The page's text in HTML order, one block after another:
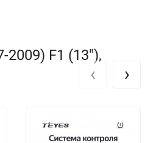
F1 (13"),
‹ ›